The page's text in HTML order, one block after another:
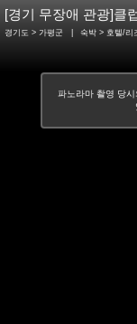
[경기 무장애 관광]클
경기도 > 가평군 숙박 > 호텔/리
파노라마 촬영 당